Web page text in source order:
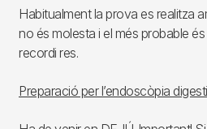
Habitualment la prova es realitza
no és molesta i el més probable
recordi res.
Preparació per l’endoscòpia